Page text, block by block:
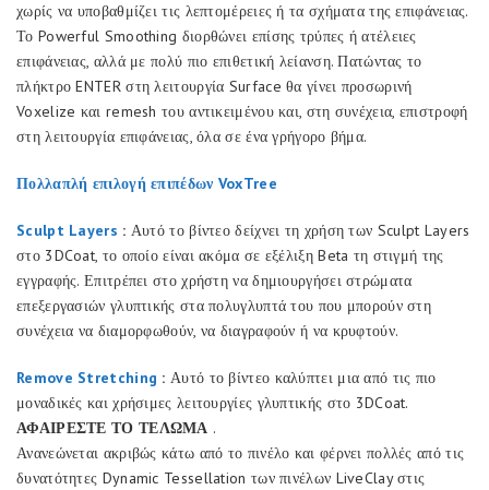
χωρίς να υποβαθμίζει τις λεπτομέρειες ή τα σχήματα της επιφάνειας.
Το Powerful Smoothing διορθώνει επίσης τρύπες ή ατέλειες
επιφάνειας, αλλά με πολύ πιο επιθετική λείανση. Πατώντας το
πλήκτρο ENTER στη λειτουργία Surface θα γίνει προσωρινή
Voxelize και remesh του αντικειμένου και, στη συνέχεια, επιστροφή
στη λειτουργία επιφάνειας, όλα σε ένα γρήγορο βήμα.
Πολλαπλή επιλογή επιπέδων VoxTree
Sculpt Layers : Αυτό το βίντεο δείχνει τη χρήση των Sculpt Layers
στο 3DCoat, το οποίο είναι ακόμα σε εξέλιξη Beta τη στιγμή της
εγγραφής. Επιτρέπει στο χρήστη να δημιουργήσει στρώματα
επεξεργασιών γλυπτικής στα πολυγλυπτά του που μπορούν στη
συνέχεια να διαμορφωθούν, να διαγραφούν ή να κρυφτούν.
Remove Stretching : Αυτό το βίντεο καλύπτει μια από τις πιο
μοναδικές και χρήσιμες λειτουργίες γλυπτικής στο 3DCoat.
ΑΦΑΙΡΕΣΤΕ ΤΟ ΤΕΛΩΜΑ .
Ανανεώνεται ακριβώς κάτω από το πινέλο και φέρνει πολλές από τις
δυνατότητες Dynamic Tessellation των πινέλων LiveClay στις